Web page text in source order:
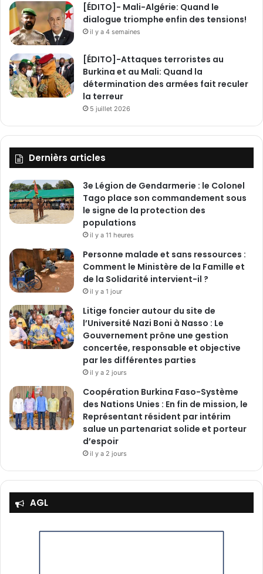
[ÉDITO]- Mali-Algérie: Quand le
dialogue triomphe enfin des tensions!
il y a 4 semaines
[ÉDITO]-Attaques terroristes au
Burkina et au Mali: Quand la
détermination des armées fait reculer
la terreur
5 juillet 2026
Dernièrs articles
3e Légion de Gendarmerie : le Colonel
Tago place son commandement sous
le signe de la protection des
populations
il y a 11 heures
Personne malade et sans ressources :
Comment le Ministère de la Famille et
de la Solidarité intervient-il ?
il y a 1 jour
Litige foncier autour du site de
l’Université Nazi Boni à Nasso : Le
Gouvernement prône une gestion
concertée, responsable et objective
par les différentes parties
il y a 2 jours
‎Coopération Burkina Faso-Système
des Nations Unies : En fin de mission, le
Représentant résident par intérim
salue un partenariat solide et porteur
d’espoir
il y a 2 jours
AGL